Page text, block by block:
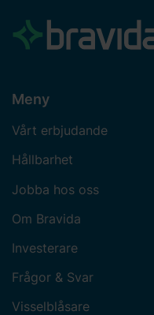
Meny
Vårt erbjudande
Hållbarhet
Jobba hos oss
Om Bravida
Investerare
Frågor & Svar
Visselblåsare